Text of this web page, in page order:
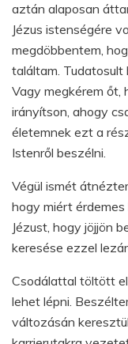
aztán alaposan
Jézus istenségére
megdöbbentem,
találtam. Tudatosult
Vagy megkérem őt,
irányítson, ahogy
életemnek ezt a
Istenről beszélni.
Végül ismét
hogy miért érdemes
Jézust, hogy jöjjön
keresése ezzel
Csodálattal töltött
lehet lépni.
változásán